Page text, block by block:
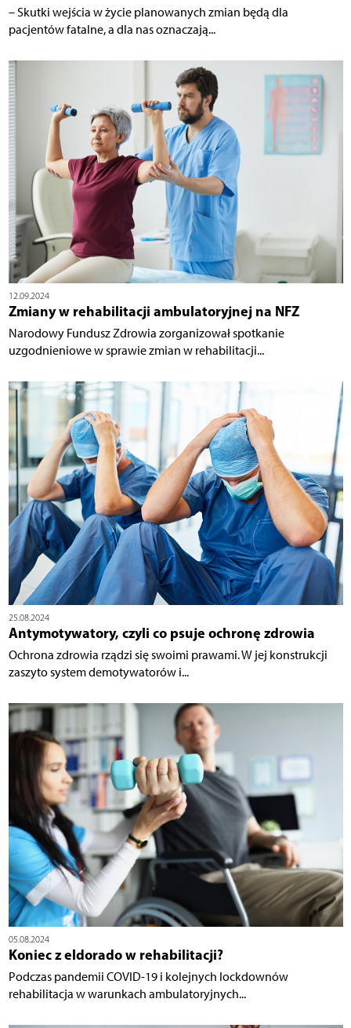
– Skutki wejścia w życie planowanych zmian będą dla
pacjentów fatalne, a dla nas oznaczają...
12.09.2024
Zmiany w rehabilitacji ambulatoryjnej na NFZ
Narodowy Fundusz Zdrowia zorganizował spotkanie
uzgodnieniowe w sprawie zmian w rehabilitacji...
25.08.2024
Antymotywatory, czyli co psuje ochronę zdrowia
Ochrona zdrowia rządzi się swoimi prawami. W jej konstrukcji
zaszyto system demotywatorów i...
05.08.2024
Koniec z eldorado w rehabilitacji?
Podczas pandemii COVID-19 i kolejnych lockdownów
rehabilitacja w warunkach ambulatoryjnych...